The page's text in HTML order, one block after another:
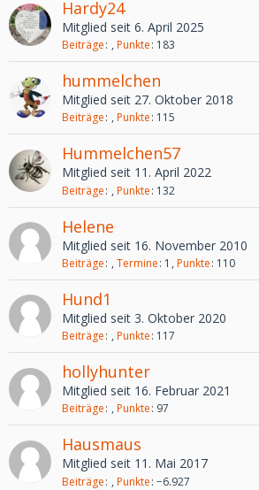
Hardy24
Mitglied seit 6. April 2025
Beiträge Punkte 183
hummelchen
Mitglied seit 27. Oktober 2018
Beiträge Punkte 115
Hummelchen57
Mitglied seit 11. April 2022
Beiträge Punkte 132
Helene
Mitglied seit 16. November 2010
Beiträge Termine 1 Punkte 110
Hund1
Mitglied seit 3. Oktober 2020
Beiträge Punkte 117
hollyhunter
Mitglied seit 16. Februar 2021
Beiträge Punkte 97
Hausmaus
Mitglied seit 11. Mai 2017
Beiträge Punkte −6.927